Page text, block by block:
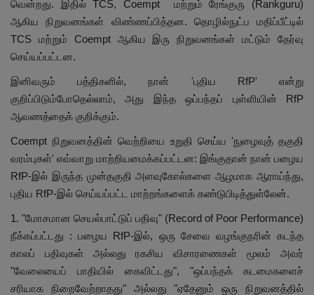
வென்றது. இதில் TCS, Coempt மற்றும் ரேங்குரு (Rankguru)
ஆகிய நிறுவனங்கள் விண்ணப்பித்தன. தொழில்நுட்ப மதிப்பீட்டில்
TCS மற்றும் Coempt ஆகிய இரு நிறுவனங்கள் மட்டும் தேர்வு
செய்யப்பட்டன.
இனிவரும் பத்திகளில், நான் 'புதிய RfP' என்று
குறிப்பிடும்போதெல்லாம், அது இந்த ஒப்பந்தப் புள்ளியின் RfP
ஆவணத்தைக் குறிக்கும்.
Coempt நிறுவனத்தின் வெற்றியை உறுதி செய்ய 'நுழைவுத் தகுதி
வரம்புகள்' எவ்வாறு மாற்றியமைக்கப்பட்டன: இங்குதான் நான் பழைய
RfP-இல் இருந்த முன்தகுதி அளவுகோல்களை ஆழமாக ஆராய்ந்து,
புதிய RfP-இல் செய்யப்பட்ட மாற்றங்களைக் கண்டுபிடித்துள்லேன்.
1. "மோசமான செயல்பாட்டுப் பதிவு" (Record of Poor Performance)
நீக்கப்பட்டது : பழைய RfP-இல், ஒரு சேவை வழங்குநரின் கடந்த
காலப் பதிவுகள் அல்லது ரகசிய விசாரணைகள் மூலம் அவர்
"வேலையைப் பாதியில் கைவிட்டது", "ஒப்பந்தக் கடமைகளைச்
சரியாக நிறைவேற்றாதது" அல்லது "ஏதேனும் ஒரு நிறுவனத்தில்